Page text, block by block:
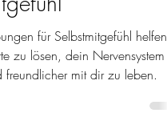
Übungen für
für Selbstmitgefühl helfen
zu lösen, dein Nervensystem